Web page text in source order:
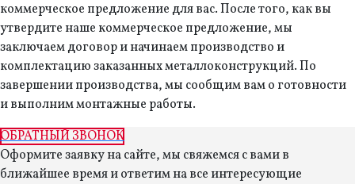
коммерческое предложение для вас. После того, как вы
утвердите наше коммерческое предложение, мы
заключаем договор и начинаем производство и
комплектацию заказанных металлоконструкций. По
завершении производства, мы сообщим вам о готовности
и выполним монтажные работы.
ОБРАТНЫЙ ЗВОНОК
Оформите заявку на сайте, мы свяжемся с вами в
ближайшее время и ответим на все интересующие